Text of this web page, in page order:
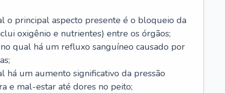
o principal aspecto presente é o bloqueio da
oxigênio e nutrientes) entre os órgãos;
qual há um refluxo sanguíneo causado por
há um aumento significativo da pressão
e mal-estar até dores no peito;